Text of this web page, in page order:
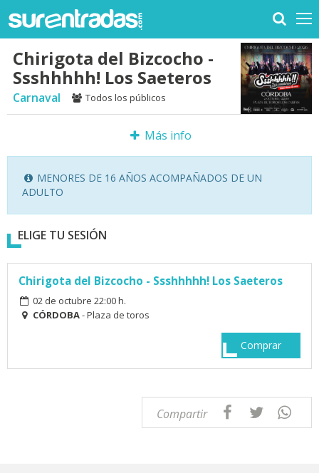
Chirigota del Bizcocho -
Ssshhhhh! Los Saeteros
Carnaval Todos los públicos
Más info
MENORES DE 16 AÑOS ACOMPAÑADOS DE UN
ADULTO
ELIGE TU SESIÓN
Chirigota del Bizcocho - Ssshhhhh! Los Saeteros
02 de octubre 22:00 h.
CÓRDOBA- Plaza de toros
Comprar
Compartir